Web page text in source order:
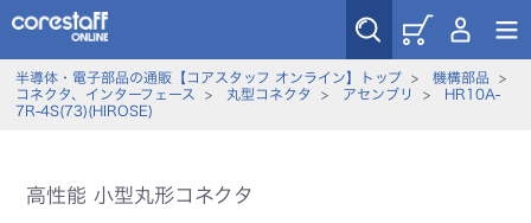
半導体・電子部品の通販【コアスタッフ オンライン】トップ> 機構部品 >
コネクタ、インターフェース
> 丸型コネクタ > アセンブリ >
HR10A-
7R-4S(73)(HIROSE)
高性能 小型丸形コネクタ